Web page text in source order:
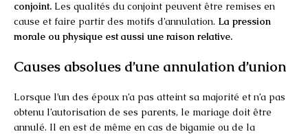
conjoint. Les qualités du conjoint peuvent être remises en
cause et faire partir des motifs d’annulation. La pression
morale ou physique est aussi une raison relative.
Causes absolues d’une annulation d’union
Lorsque l’un des époux n’a pas atteint sa majorité et n’a pas
obtenu l’autorisation de ses parents, le mariage doit être
annulé. Il en est de même en cas de bigamie ou de la